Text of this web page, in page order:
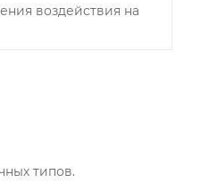
воздействия на
типов.